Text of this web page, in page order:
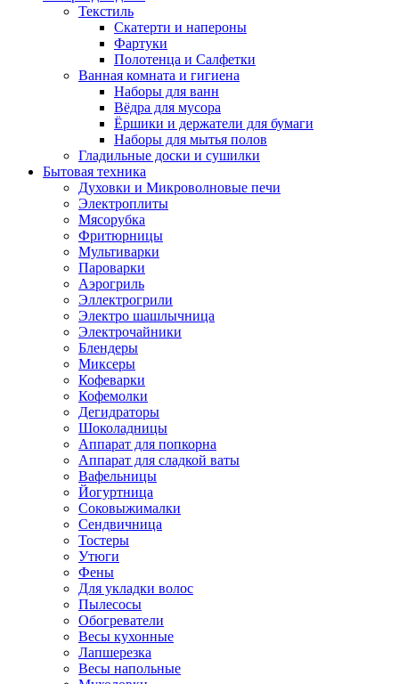
Текстиль
Скатерти и напероны
Фартуки
Полотенца и Салфетки
Ванная комната и гигиена
Наборы для ванн
Вёдра для мусора
Ёршики и держатели для бумаги
Наборы для мытья полов
Гладильные доски и сушилки
Бытовая техника
Духовки и Микроволновые печи
Электроплиты
Мясорубка
Фритюрницы
Мультиварки
Пароварки
Аэрогриль
Эллектрогрили
Электро шашлычница
Электрочайники
Блендеры
Миксеры
Кофеварки
Кофемолки
Дегидраторы
Шоколадницы
Аппарат для попкорна
Аппарат для сладкой ваты
Вафельницы
Йогуртница
Соковыжималки
Сендвичница
Тостеры
Утюги
Фены
Для укладки волос
Пылесосы
Обогреватели
Весы кухонные
Лапшерезка
Весы напольные